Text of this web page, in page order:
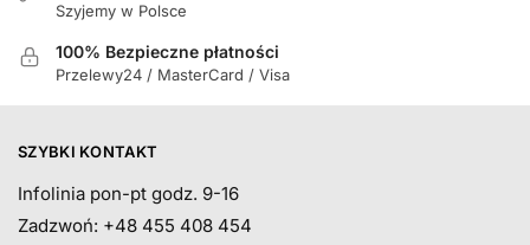
Szyjemy w Polsce
100% Bezpieczne płatności
Przelewy24 / MasterCard / Visa
SZYBKI KONTAKT
Infolinia pon-pt godz. 9-16
Zadzwoń: +48 455 408 454